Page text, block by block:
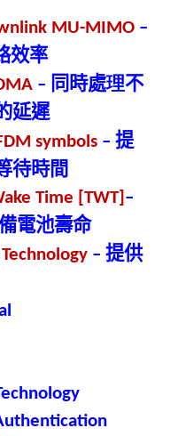
MU-MIMO –
效率
– 同時處理不
延遲
symbols – 提
待時間
Time [TWT] –
電池壽命
– 提供